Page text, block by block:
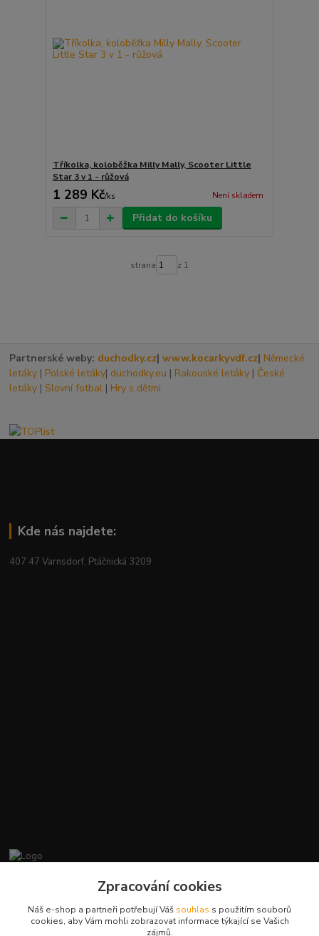
Tříkolka, koloběžka Milly Mally, Scooter Little
Star 3 v 1 - růžová
1 289 Kč/ks Není skladem
Přidat do košíku
strana z 1
Partnerské weby: duchodky.cz|www.kocarkyvdf.cz| Německé
letáky | Polské letáky| duchodky.eu | Rakouské letáky | České
letáky | Slovní fotbal | Hry s dětmi
Kde nás najdete:
407 47 Varnsdorf, Ptáčnická 3209
+420412384749
Zpracování cookies
Náš e-shop a partneři potřebují Váš souhlas s použitím souborů
cookies, aby Vám mohli zobrazovat informace týkající se Vašich
zájmů.